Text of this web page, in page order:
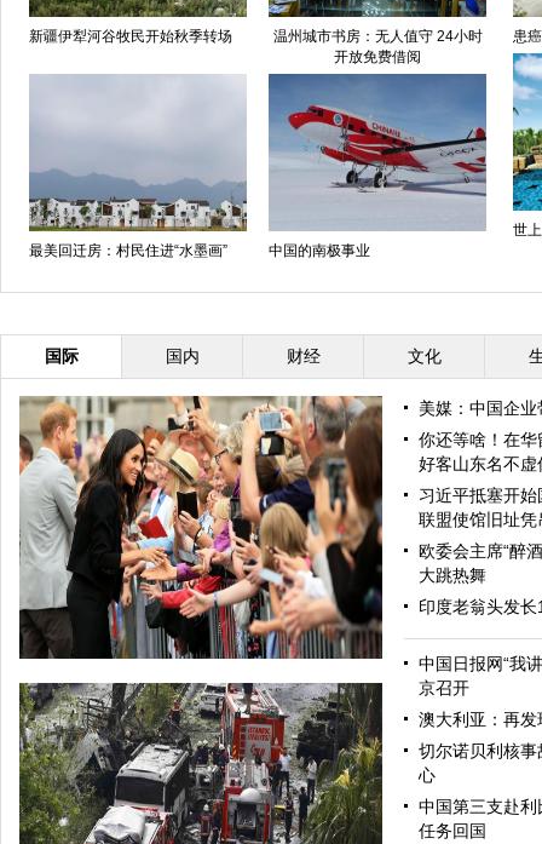
新疆伊犁河谷牧民开始秋季转场
温州城市书房：无人值守 24小时
开放免费借阅
最美回迁房：村民住进“水墨画” 中国的南极事业
患
世
国际 国内 财经 文化
美媒：中国企
你还等啥！在
好客山东名不虚
习近平抵塞开
联盟使馆旧址凭
欧委会主席“醉
大跳热舞
印度老翁头发
中国日报网“我
京召开
澳大利亚：再
切尔诺贝利核
心
中国第三支赴
任务回国